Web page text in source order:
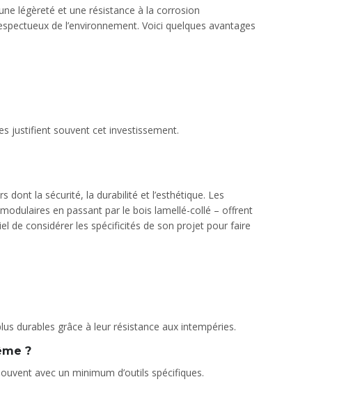
légèreté et une résistance à la corrosion
de l’environnement. Voici quelques avantages
justifient souvent cet investissement.
dont la sécurité, la durabilité et l’esthétique. Les
en passant par le bois lamellé-collé – offrent
de considérer les spécificités de son projet pour faire
durables grâce à leur résistance aux intempéries.
?
avec un minimum d’outils spécifiques.